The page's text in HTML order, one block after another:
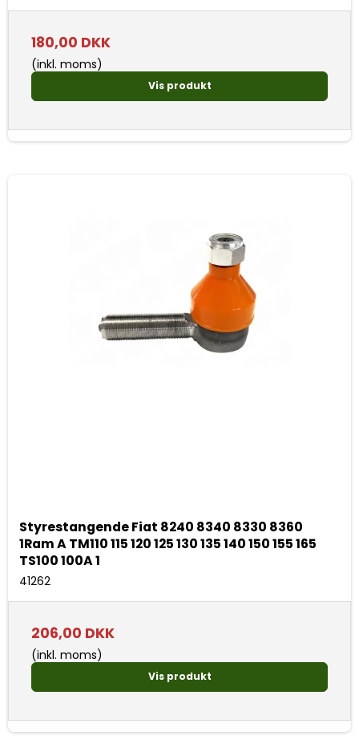
180,00 DKK
(inkl. moms)
Vis produkt
Styrestangende Fiat 8240 8340 8330 8360
1Ram A TM110 115 120 125 130 135 140 150 155 165
TS100 100A 1
41262
206,00 DKK
(inkl. moms)
Vis produkt